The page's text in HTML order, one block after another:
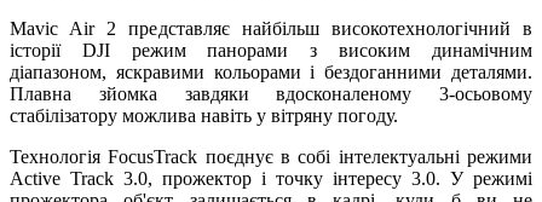
Mavic Air 2 представляє найбільш високотехнологічний в
історії DJI режим панорами з високим динамічним
діапазоном, яскравими кольорами і бездоганними деталями.
Плавна зйомка завдяки вдосконаленому 3-осьовому
стабілізатору можлива навіть у вітряну погоду.
Технологія FocusTrack поєднує в собі інтелектуальні режими
Active Track 3.0, прожектор і точку інтересу 3.0. У режимі